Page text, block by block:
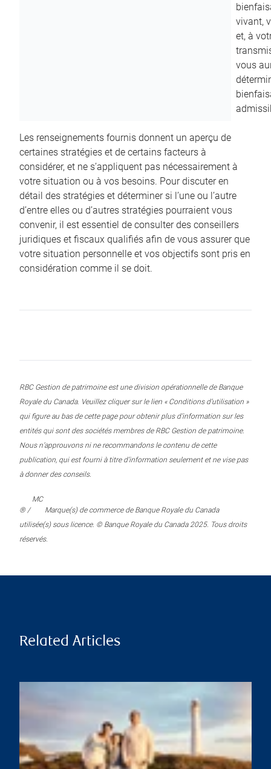
vivant,
et, à
vous
Les renseignements fournis donnent un aperçu de
certaines stratégies et de certains facteurs à
considérer, et ne s’appliquent pas nécessairement à
votre situation ou à vos besoins. Pour discuter en
détail des stratégies et déterminer si l’une ou l’autre
d’entre elles ou d’autres stratégies pourraient vous
convenir, il est essentiel de consulter des conseillers
juridiques et fiscaux qualifiés afin de vous assurer que
votre situation personnelle et vos objectifs sont pris en
considération comme il se doit.
RBC Gestion de patrimoine est une division opérationnelle de Banque
Royale du Canada. Veuillez cliquer sur le lien « Conditions d’utilisation »
qui figure au bas de cette page pour obtenir plus d’information sur les
entités qui sont des sociétés membres de RBC Gestion de patrimoine.
Nous n’approuvons ni ne recommandons le contenu de cette
publication, qui est fourni à titre d’information seulement et ne vise pas
à donner des conseils.
® /
MC
Marque(s) de commerce de Banque Royale du Canada
utilisée(s) sous licence. © Banque Royale du Canada 2025. Tous droits
réservés.
Related Articles